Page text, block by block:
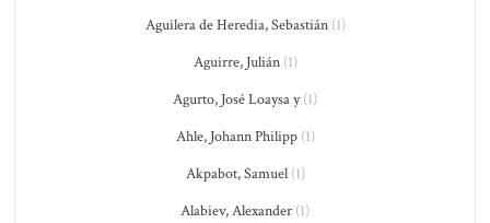
Aguilera de Heredia, Sebastián(1)
Aguirre, Julián(1)
Agurto, José Loaysa y(1)
Ahle, Johann Philipp(1)
Akpabot, Samuel(1)
Alabiev, Alexander (1)